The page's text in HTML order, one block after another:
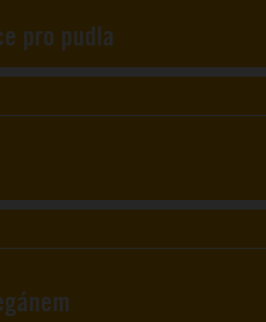
pro pudla